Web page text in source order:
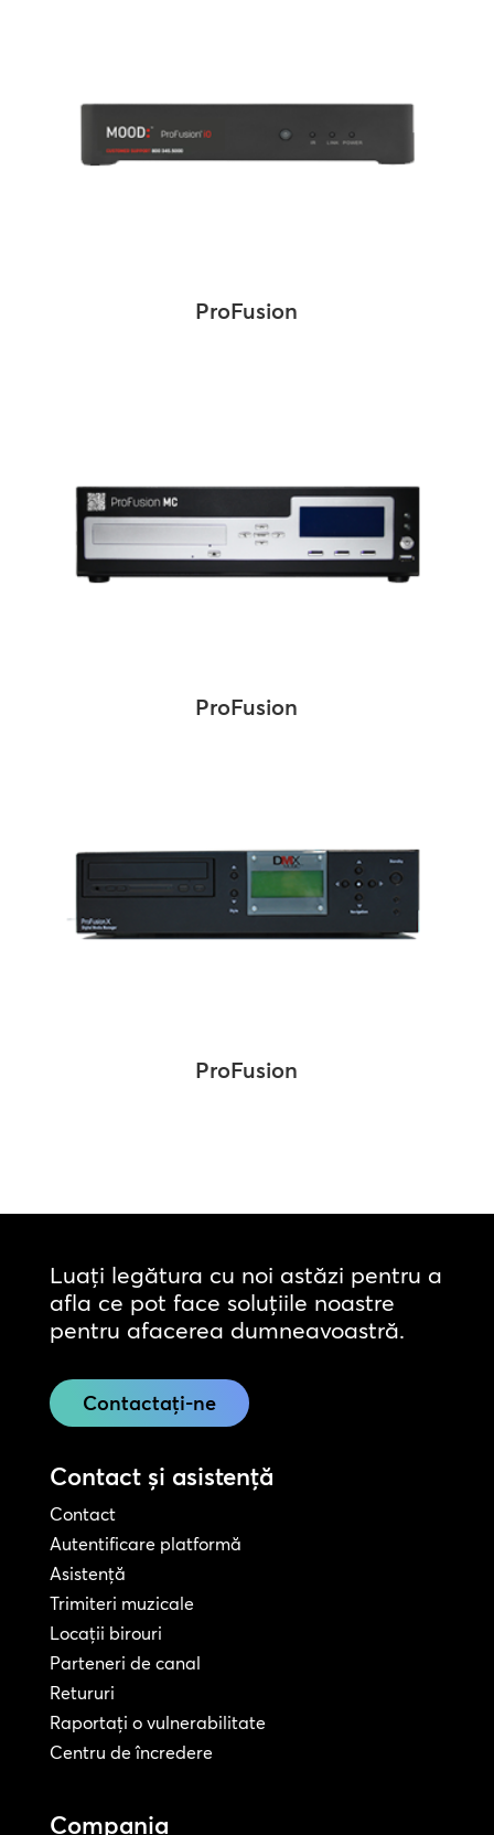
ProFusion
ProFusion
ProFusion
Luați legătura cu noi astăzi pentru a
afla ce pot face soluțiile noastre
pentru afacerea dumneavoastră.
Contactați-ne
Contact și asistență
Contact
Autentificare platformă
Asistență
Trimiteri muzicale
Locații birouri
Parteneri de canal
Retururi
Raportați o vulnerabilitate
Centru de încredere
Compania